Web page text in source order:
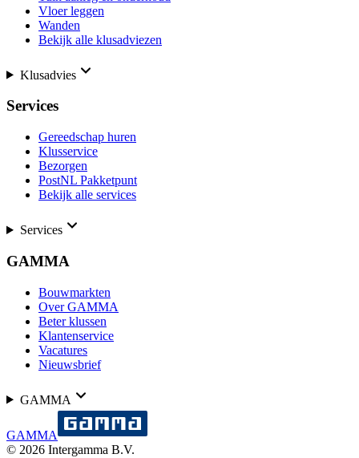
Vloer leggen
Wanden
Bekijk alle klusadviezen
Klusadvies
Services
Gereedschap huren
Klusservice
Bezorgen
PostNL Pakketpunt
Bekijk alle services
Services
GAMMA
Bouwmarkten
Over GAMMA
Beter klussen
Klantenservice
Vacatures
Nieuwsbrief
GAMMA
GAMMA
© 2026 Intergamma B.V.